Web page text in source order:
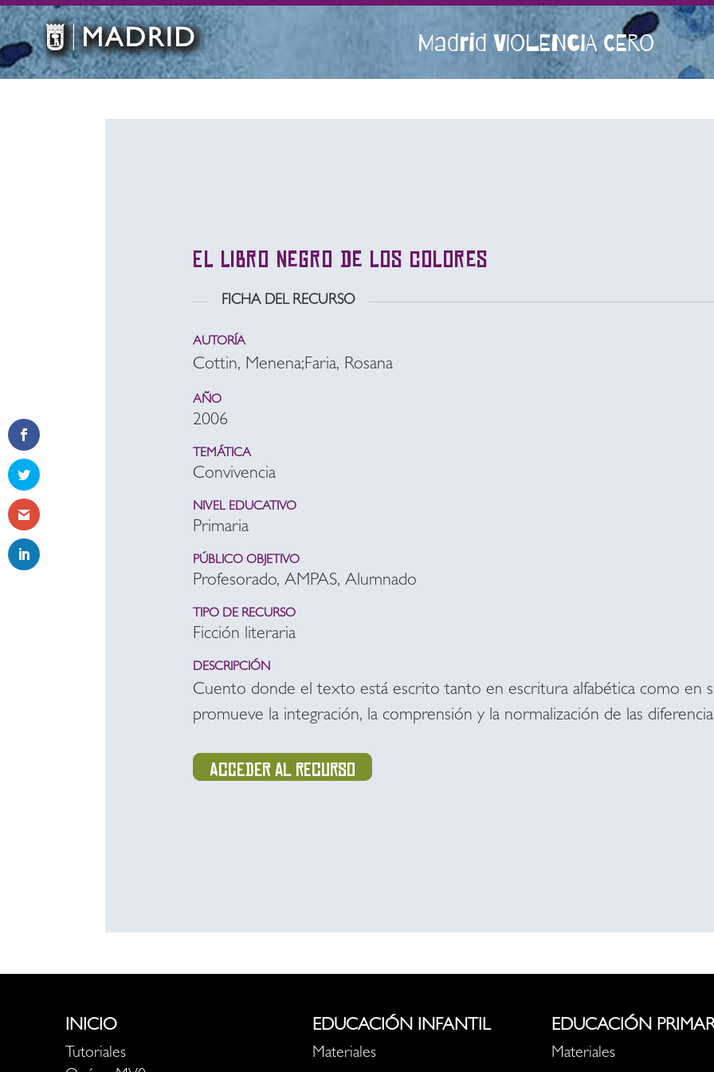
Madrid VIOLENCIA CERO
El libro negro de los colores
FICHA DEL RECURSO
AUTORÍA
Cottin, Menena;Faria, Rosana
AÑO
2006
TEMÁTICA
Convivencia
NIVEL EDUCATIVO
Primaria
PÚBLICO OBJETIVO
Profesorado, AMPAS, Alumnado
TIPO DE RECURSO
Ficción literaria
DESCRIPCIÓN
Cuento donde el texto está escrito tanto en escritura alfabética como en
promueve la integración, la comprensión y la normalización de las
Acceder al recurso
INICIO
Tutoriales
EDUCACIÓN INFANTIL
Materiales
EDUCACIÓN
Materiales